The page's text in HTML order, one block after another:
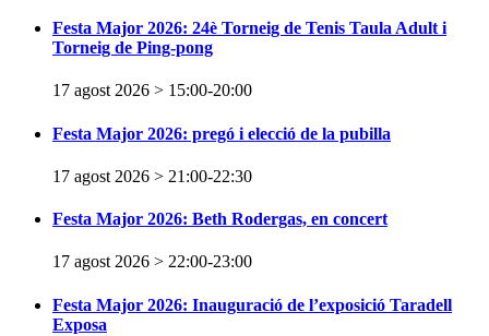
Festa Major 2026: 24è Torneig de Tenis Taula Adult i
Torneig de Ping-pong
17 agost 2026 > 15:00-20:00
Festa Major 2026: pregó i elecció de la pubilla
17 agost 2026 > 21:00-22:30
Festa Major 2026: Beth Rodergas, en concert
17 agost 2026 > 22:00-23:00
Festa Major 2026: Inauguració de l’exposició Taradell
Exposa